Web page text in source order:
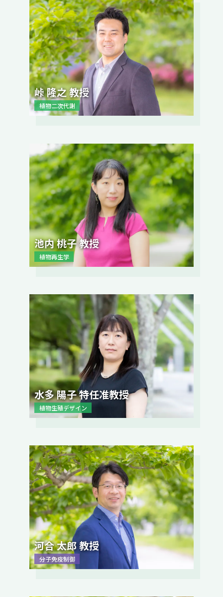
峠 隆之 教授
植物二次代謝
池内 桃子 教授
植物再生学
水多 陽子 特任准教授
植物生殖デザイン
河合 太郎 教授
分子免疫制御